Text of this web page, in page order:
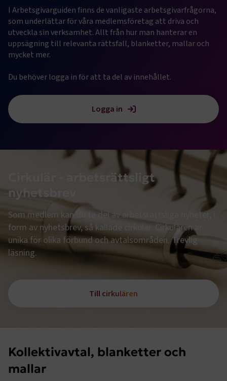
I Arbetsgivarguiden finns de vanligaste arbetsgivarfrågorna,
som underlättar för våra medlemsföretag att driva och
utveckla sin verksamhet. Allt från hur man hanterar en
uppsägning till relevanta rättsfall, blanketter, mallar och
mycket mer.
Du behöver logga in för att ta del av innehållet.
Logga in
Cirkulär - arbetsrättsligt
nyhetsbrev
Som medlem kan du ta del av arbetsrättsliga nyheter, i
form av nyhetsbrev, så kallade cirkulär. Cirkulären är
unika för olika förbund och avtalsområden. Trevlig
läsning.
Till cirkulären
Kollektivavtal, blanketter och
mallar